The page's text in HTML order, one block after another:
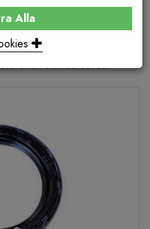
efter Standardorder
Alla